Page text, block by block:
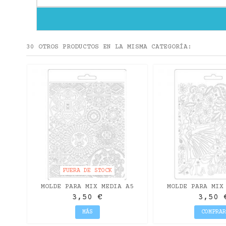
30 OTROS PRODUCTOS EN LA MISMA CATEGORÍA:
FUERA DE STOCK
MOLDE PARA MIX MEDIA A5
AMAZONIA "TEXTURE"
STAMPERIA
3,50 €
MÁS
MOLDE PARA
PASSION
3,50
COMPRAR